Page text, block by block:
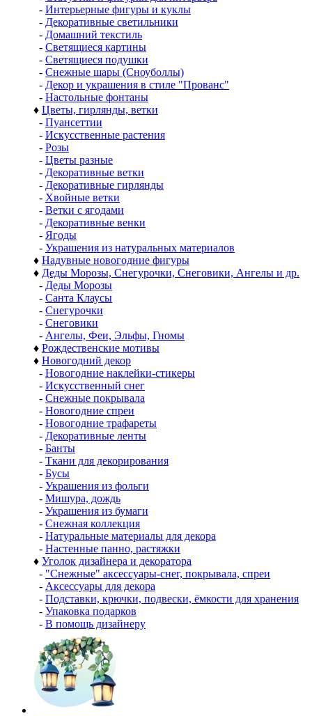
- Интерьерные фигуры и куклы
- Декоративные светильники
- Домашний текстиль
- Светящиеся картины
- Светящиеся подушки
- Снежные шары (Сноуболлы)
- Декор и украшения в стиле "Прованс"
- Настольные фонтаны
♦ Цветы, гирлянды, ветки
- Пуансеттии
- Искусственные растения
- Розы
- Цветы разные
- Декоративные ветки
- Декоративные гирлянды
- Хвойные ветки
- Ветки с ягодами
- Декоративные венки
- Ягоды
- Украшения из натуральных материалов
♦ Надувные новогодние фигуры
♦ Деды Морозы, Снегурочки, Снеговики, Ангелы и др.
- Деды Морозы
- Санта Клаусы
- Снегурочки
- Снеговики
- Ангелы, Феи, Эльфы, Гномы
♦ Рождественские мотивы
♦ Новогодний декор
- Новогодние наклейки-стикеры
- Искусственный снег
- Снежные покрывала
- Новогодние спреи
- Новогодние трафареты
- Декоративные ленты
- Банты
- Ткани для декорирования
- Бусы
- Украшения из фольги
- Мишура, дождь
- Украшения из бумаги
- Снежная коллекция
- Натуральные материалы для декора
- Настенные панно, растяжки
♦ Уголок дизайнера и декоратора
- "Снежные" аксессуары-снег, покрывала, спреи
- Аксессуары для декора
- Подставки, крючки, подвески, ёмкости для хранения
- Упаковка подарков
- В помощь дизайнеру